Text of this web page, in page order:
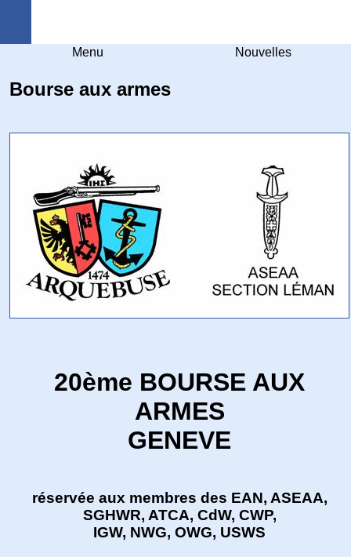
Menu Nouvelles
Bourse aux armes
20ème BOURSE AUX
ARMES
GENEVE
réservée aux membres des EAN, ASEAA,
SGHWR, ATCA, CdW, CWP,
IGW, NWG, OWG, USWS